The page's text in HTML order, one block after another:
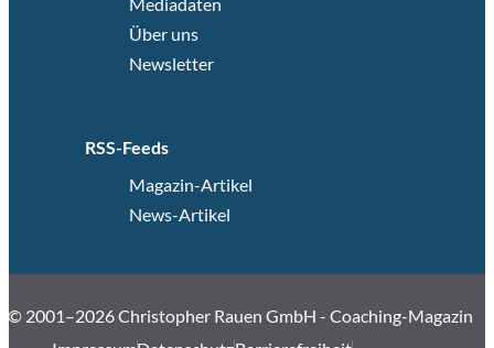
Über uns
Newsletter
RSS-Feeds
Magazin-Artikel
News-Artikel
© 2001–2026 Christopher Rauen GmbH - Coaching-Magazin